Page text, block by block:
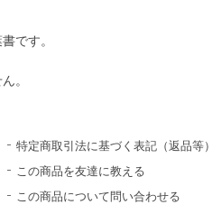
です。
。
特定商取引法に基づく表記（返品等
この商品を友達に教える
この商品について問い合わせる